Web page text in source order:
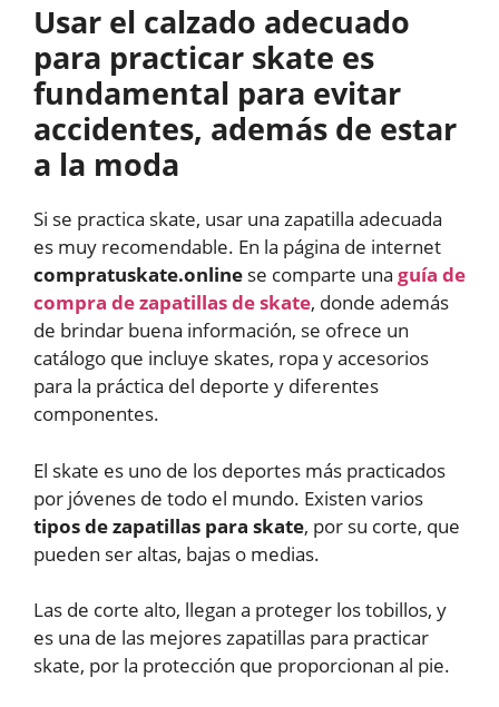
Usar el calzado adecuado
para practicar skate es
fundamental para evitar
accidentes, además de estar
a la moda
Si se practica skate, usar una zapatilla adecuada
es muy recomendable. En la página de internet
compratuskate.online se comparte una guía de
compra de zapatillas de skate, donde además
de brindar buena información, se ofrece un
catálogo que incluye skates, ropa y accesorios
para la práctica del deporte y diferentes
componentes.
El skate es uno de los deportes más practicados
por jóvenes de todo el mundo. Existen varios
tipos de zapatillas para skate, por su corte, que
pueden ser altas, bajas o medias.
Las de corte alto, llegan a proteger los tobillos, y
es una de las mejores zapatillas para practicar
skate, por la protección que proporcionan al pie.